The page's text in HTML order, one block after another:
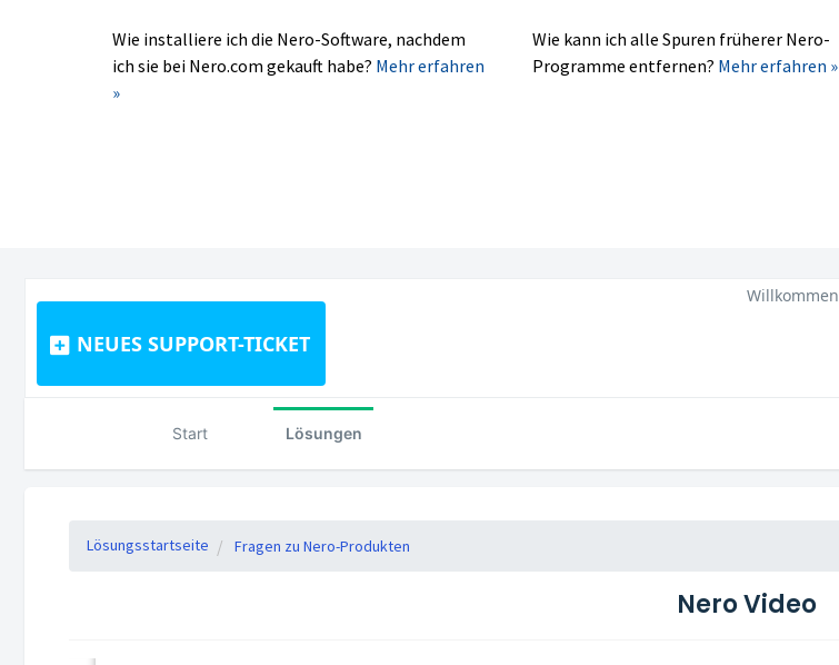
Wie installiere ich die Nero-Software, nachdem
ich sie bei Nero.com gekauft habe? Mehr erfahren
»
Wie kann ich alle Spuren früherer Nero-
Programme entfernen? Mehr erfahren »
NEUES SUPPORT-TICKET
Willkommen
Start Lösungen
Lösungsstartseite Fragen zu Nero-Produkten
Nero Video